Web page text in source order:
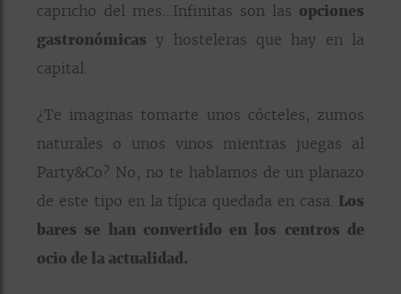
capricho del mes…Infinitas son las opciones
gastronómicas y hosteleras que hay en la
capital.
¿Te imaginas tomarte unos cócteles, zumos
naturales o unos vinos mientras juegas al
Party&Co? No, no te hablamos de un planazo
de este tipo en la típica quedada en casa. Los
bares se han convertido en los centros de
ocio de la actualidad.